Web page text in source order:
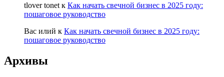
tlover tonet к Как начать свечной бизнес в 2025 году:
пошаговое руководство
Вас илий к Как начать свечной бизнес в 2025 году:
пошаговое руководство
Архивы